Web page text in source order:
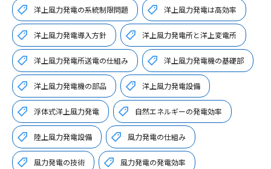
洋上風力発電の系統制限問題 洋上風力発電は高効率
洋上風力発電導入方針 洋上風力発電所と洋上変電所
洋上風力発電所送電の仕組み 洋上風力発電機の基礎部
洋上風力発電機の部品 洋上風力発電設備
浮体式洋上風力発電 自然エネルギーの発電効率
陸上風力発電設備 風力発電の仕組み
風力発電の技術 風力発電の発電効率